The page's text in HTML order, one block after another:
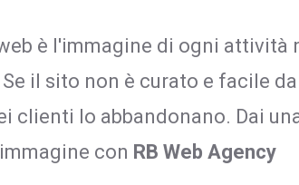
è l'immagine di ogni attività
il sito non è curato e facile
clienti lo abbandonano. Dai
con RB Web Agency